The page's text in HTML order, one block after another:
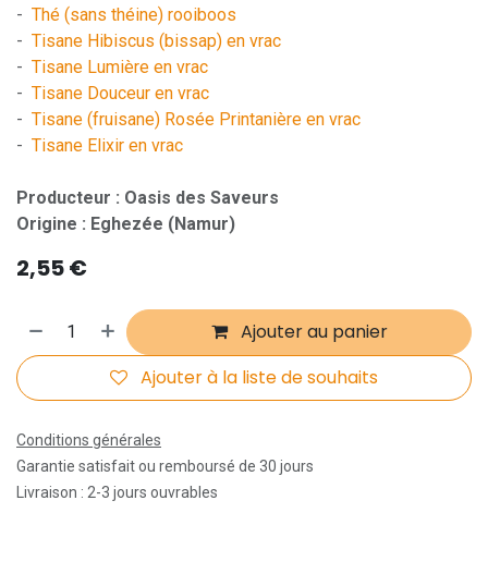
- Thé (sans théine) rooiboos
- Tisane Hibiscus (bissap) en vrac
- Tisane Lumière en vrac
- Tisane Douceur en vrac
- Tisane (fruisane) Rosée Printanière en vrac
- Tisane Elixir en vrac
Producteur : Oasis des Saveurs
Origine : Eghezée (Namur)
2,55€
Ajouter au panier
Ajouter à la liste de souhaits
Conditions générales
Garantie satisfait ou remboursé de 30 jours
Livraison : 2-3 jours ouvrables